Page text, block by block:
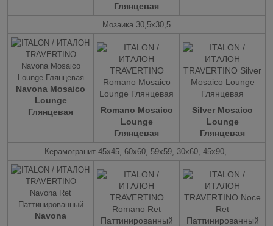
Глянцевая
Мозаика 30,5х30,5
Navona Mosaico
Lounge
Глянцевая
Romano Mosaico
Lounge
Глянцевая
Silver Mosaico
Lounge
Глянцевая
Керамогранит 45х45, 60х60, 59х59, 30х60, 45х90,
Navona